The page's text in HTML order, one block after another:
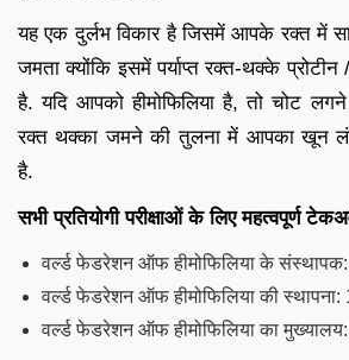
यह एक दुर्लभ विकार है जिसमें आपके रक्त में
जमता क्योंकि इसमें पर्याप्त रक्त-थक्के प्रोटीन
है. यदि आपको हीमोफिलिया है, तो चोट
रक्त थक्का जमने की तुलना में आपका खून
है.
सभी प्रतियोगी परीक्षाओं के लिए महत्वपूर्ण
वर्ल्ड फेडरेशन ऑफ हीमोफिलिया के
वर्ल्ड फेडरेशन ऑफ हीमोफिलिया की स्थापना:
वर्ल्ड फेडरेशन ऑफ हीमोफिलिया का मुख्यालय: